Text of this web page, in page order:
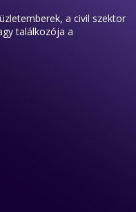
a civil szektor
találkozója a